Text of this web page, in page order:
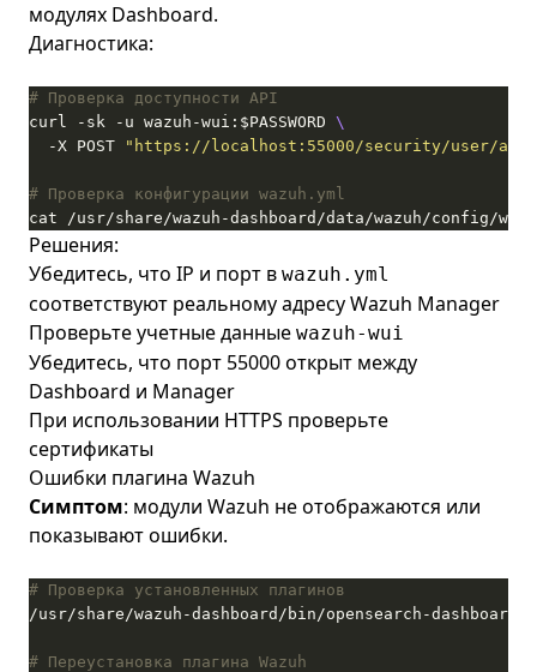
модулях Dashboard.
Диагностика:
# Проверка доступности API
curl -sk -u wazuh-wui:$PASSWORD
  -X POST
"https://localhost:55000/security/user/
# Проверка конфигурации wazuh.yml
cat /usr/share/wazuh-dashboard/data/wazuh/config/
Решения:
Убедитесь, что IP и порт в wazuh.yml
соответствуют реальному адресу Wazuh Manager
Проверьте учетные данные wazuh-wui
Убедитесь, что порт 55000 открыт между
Dashboard и Manager
При использовании HTTPS проверьте
сертификаты
Ошибки плагина Wazuh
Симптом: модули Wazuh не отображаются или
показывают ошибки.
# Проверка установленных плагинов
# Переустановка плагина Wazuh